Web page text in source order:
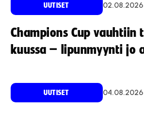
UUTISET 02.08.2026
Champions Cup vauhtiin
kuussa – lipunmyynti jo
UUTISET 04.08.2026